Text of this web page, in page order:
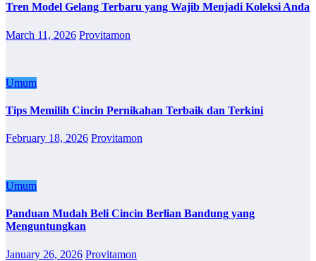
Tren Model Gelang Terbaru yang Wajib Menjadi Koleksi Anda
March 11, 2026 Provitamon
Umum
Tips Memilih Cincin Pernikahan Terbaik dan Terkini
February 18, 2026 Provitamon
Umum
Panduan Mudah Beli Cincin Berlian Bandung yang
Menguntungkan
January 26, 2026 Provitamon